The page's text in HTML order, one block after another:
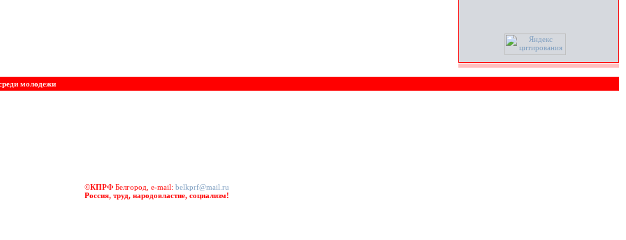
молодежи
©КПРФБелгород, e-mail: belkprf@mail.ru
Россия, труд, народовластие, социализм!